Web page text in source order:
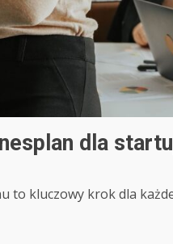
dla
to kluczowy krok dla